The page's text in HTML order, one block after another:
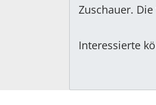
Zuschauer.
Interessierte